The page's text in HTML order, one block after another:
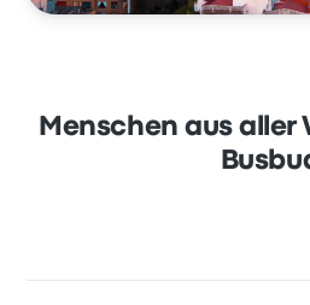
Menschen aus aller